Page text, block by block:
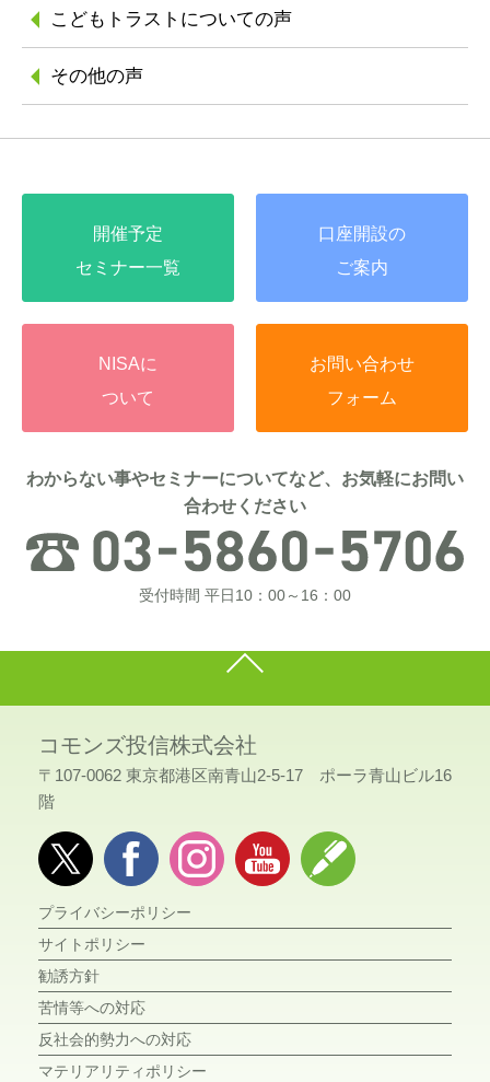
こどもトラストについての声
その他の声
開催予定
セミナー一覧
口座開設の
ご案内
NISAに
ついて
お問い合わせ
フォーム
わからない事やセミナーについてなど、お気軽にお問い
合わせください
受付時間 平日10：00～16：00
コモンズ投信株式会社
〒107-0062 東京都港区南青山2-5-17 ポーラ青山ビル16
階
プライバシーポリシー
サイトポリシー
勧誘方針
苦情等への対応
反社会的勢力への対応
マテリアリティポリシー